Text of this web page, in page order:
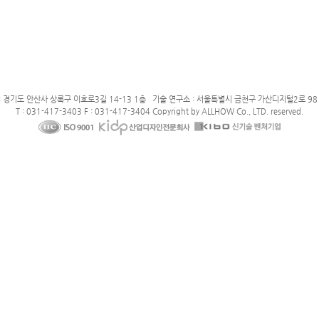
기도 안산사 상록구 이호로3길 14-13 1층 기술 연구소 : 서울특별시 금천구 가산디지털2로
T : 031-417-3403 F : 031-417-3404 Copyright by ALLHOW Co., LTD. reserved.